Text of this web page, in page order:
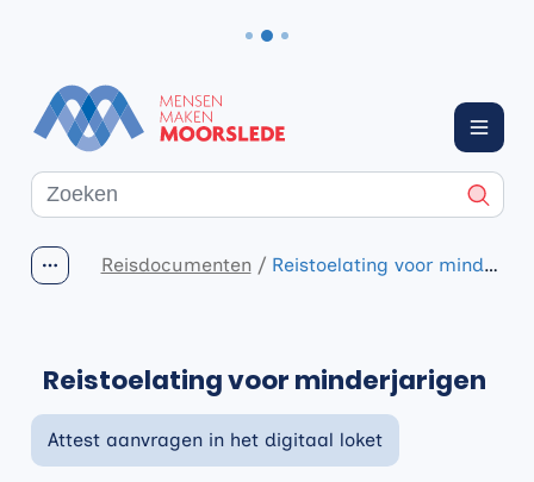
Naar inhoud
Moorslede
Waarmee kunnen we jou helpen?
Menu
Toon alle broodkruimel items
Reisdocumenten Reistoelating voor minderjarigen
Reistoelating voor minderjarigen
Attest aanvragen in het digitaal loket